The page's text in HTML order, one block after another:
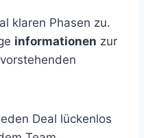
klaren Phasen zu.
informationen zur
Deal lückenlos